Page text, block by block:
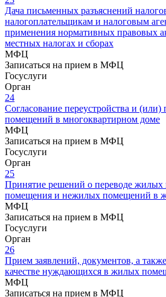
Дача письменных разъяснений
налогоплательщикам и налоговым
применения нормативных правовых
местных налогах и сборах
МФЦ
Записаться на прием в МФЦ
Госуслуги
Орган
24
Согласование переустройства и (или)
помещений в многоквартирном доме
МФЦ
Записаться на прием в МФЦ
Госуслуги
Орган
25
Принятие решений о переводе
помещения и нежилых помещений в
МФЦ
Записаться на прием в МФЦ
Госуслуги
Орган
26
Прием заявлений, документов, а
качестве нуждающихся в жилых
МФЦ
Записаться на прием в МФЦ